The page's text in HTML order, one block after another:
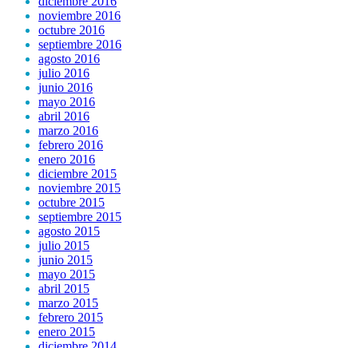
noviembre 2016
octubre 2016
septiembre 2016
agosto 2016
julio 2016
junio 2016
mayo 2016
abril 2016
marzo 2016
febrero 2016
enero 2016
diciembre 2015
noviembre 2015
octubre 2015
septiembre 2015
agosto 2015
julio 2015
junio 2015
mayo 2015
abril 2015
marzo 2015
febrero 2015
enero 2015